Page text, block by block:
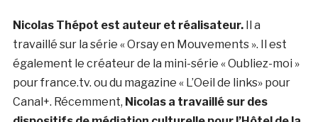
Nicolas Thépot est auteur et réalisateur.Il a
travaillé sur la série « Orsay en Mouvements ». Il est
également le créateur de la mini-série « Oubliez-moi »
pour france.tv. ou du magazine « L’Oeil de links» pour
Canal+. Récemment, Nicolas a travaillé sur des